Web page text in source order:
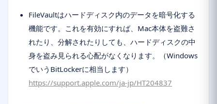
FileVaultはハードディスク内のデータを暗号化する
機能です。これを有効にすれば、Mac本体を盗難さ
れたり、分解されたりしても、ハードディスクの中
身を盗み見られる心配がなくなります。（Windows
でいうBitLockerに相当します）
https://support.apple.com/ja-jp/HT204837